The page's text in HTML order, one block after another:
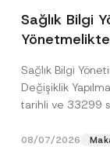
Sağlık Bilgi
Sağlık Bilgi
Değişiklik
tarihli ve 33299
08/07/2026